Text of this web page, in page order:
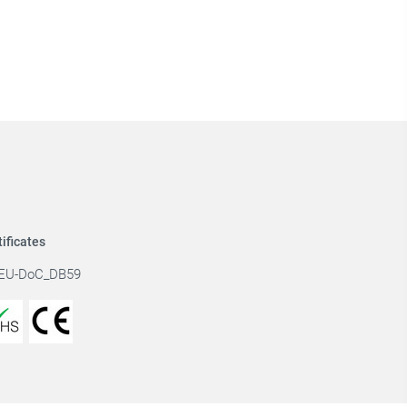
DoC_DB59